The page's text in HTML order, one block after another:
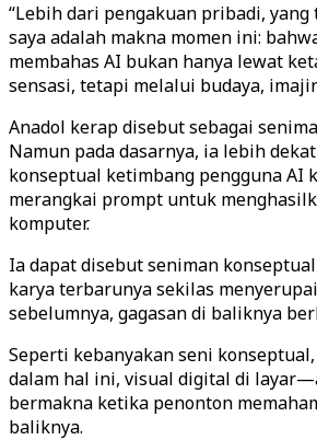
“Lebih dari pengakuan pribadi,
saya adalah makna momen ini:
membahas AI bukan hanya lewat
sensasi, tetapi melalui budaya,
Anadol kerap disebut sebagai
Namun pada dasarnya, ia lebih
konseptual ketimbang pengguna AI
merangkai prompt untuk
komputer.
Ia dapat disebut seniman
karya terbarunya sekilas
sebelumnya, gagasan di baliknya
Seperti kebanyakan seni
dalam hal ini, visual digital di
bermakna ketika penonton
baliknya.